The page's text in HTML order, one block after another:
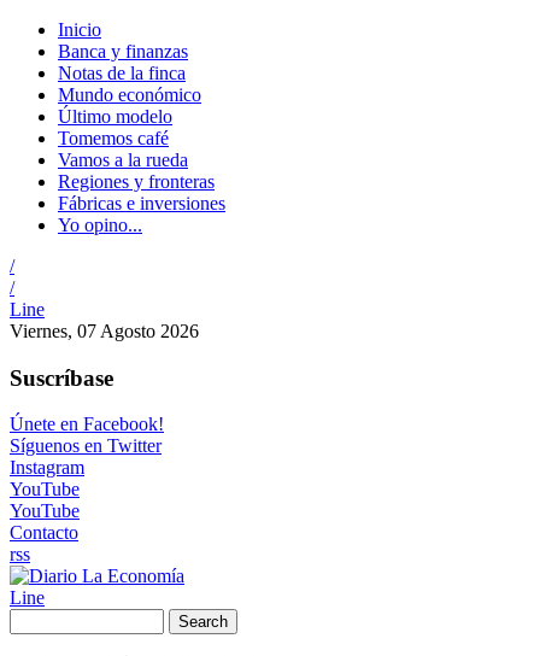
Inicio
Banca y finanzas
Notas de la finca
Mundo económico
Último modelo
Tomemos café
Vamos a la rueda
Regiones y fronteras
Fábricas e inversiones
Yo opino...
/
/
Line
Viernes, 07 Agosto 2026
Suscríbase
Únete en Facebook!
Síguenos en Twitter
Instagram
YouTube
YouTube
Contacto
rss
Line
Search